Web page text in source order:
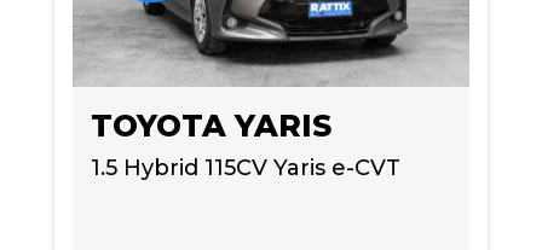
TOYOTA YARIS
1.5 Hybrid 115CV Yaris e-CVT